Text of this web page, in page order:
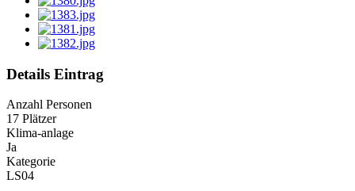
Details Eintrag
Anzahl Personen
17 Plätzer
Klima-anlage
Ja
Kategorie
LS04